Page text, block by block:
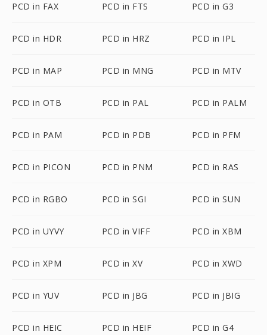
PCD in FAX PCD in FTS PCD in G3
PCD in HDR PCD in HRZ PCD in IPL
PCD in MAP PCD in MNG PCD in MTV
PCD in OTB PCD in PAL PCD in PALM
PCD in PAM PCD in PDB PCD in PFM
PCD in PICON PCD in PNM PCD in RAS
PCD in RGBO PCD in SGI PCD in SUN
PCD in UYVY PCD in VIFF PCD in XBM
PCD in XPM PCD in XV PCD in XWD
PCD in YUV PCD in JBG PCD in JBIG
PCD in HEIC PCD in HEIF PCD in G4